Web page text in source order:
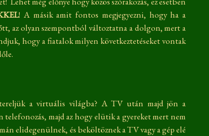
! A másik amit fontos megjegyezni, hogy ha a
az olyan szempontból változtatna a dolgon, mert a
hogy a fiatalok milyen következtetéseket vontak
a virtuális világba? A TV után majd jön a
telefonozás, majd az hogy elütik a gyereket mert nem
elidegenülnek, és beköltöznek a TV vagy a gép elé